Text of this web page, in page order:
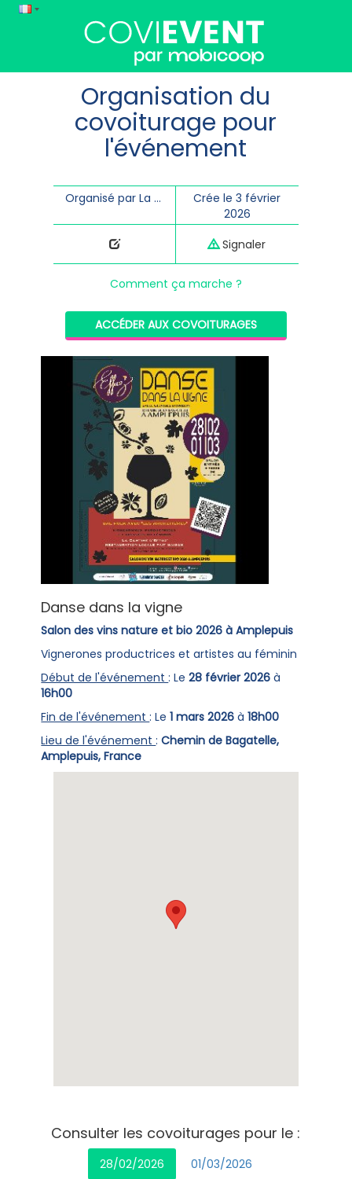
Organisation du
covoiturage pour
l'événement
Organisé par La Transporterie
Crée le 3 février
2026
Signaler
Comment ça marche ?
ACCÉDER AUX COVOITURAGES
Danse dans la vigne
Salon des vins nature et bio 2026 à Amplepuis
Vignerones productrices et artistes au féminin
Début de l'événement: Le28 février 2026 à
16h00
Fin de l'événement: Le1 mars 2026 à18h00
Lieu de l'événement:Chemin de Bagatelle,
Amplepuis, France
Consulter les covoiturages pour le :
28/02/2026
01/03/2026